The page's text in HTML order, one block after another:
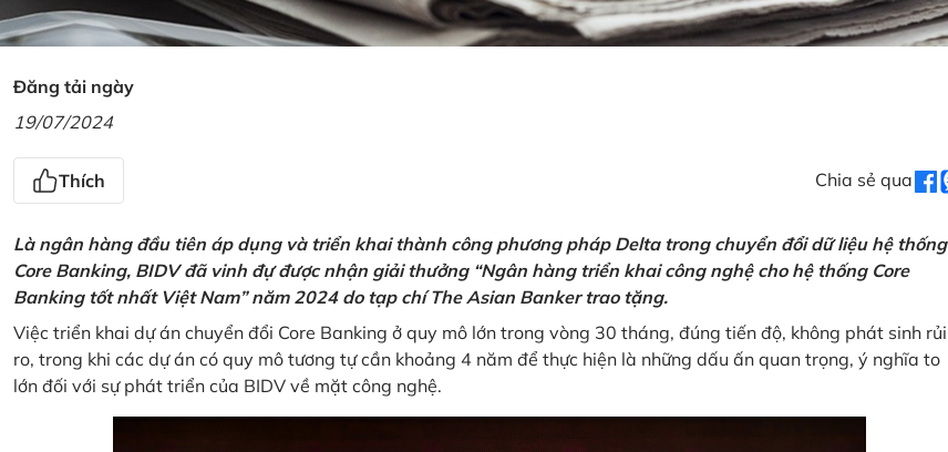
Đăng tải ngày
19/07/2024
Thích Chia sẻ qua
Là ngân hàng đầu tiên áp dụng và triển khai thành công phương pháp Delta trong chuyển đổi dữ liệu hệ thống
Core Banking, BIDV đã vinh đự được nhận giải thưởng “Ngân hàng triển khai công nghệ cho hệ thống Core
Banking tốt nhất Việt Nam” năm 2024 do tạp chí The Asian Banker trao tặng.
Việc triển khai dự án chuyển đổi Core Banking ở quy mô lớn trong vòng 30 tháng, đúng tiến độ, không phát sinh rủi
ro, trong khi các dự án có quy mô tương tự cần khoảng 4 năm để thực hiện là những dấu ấn quan trọng, ý nghĩa to
lớn đối với sự phát triển của BIDV về mặt công nghệ.